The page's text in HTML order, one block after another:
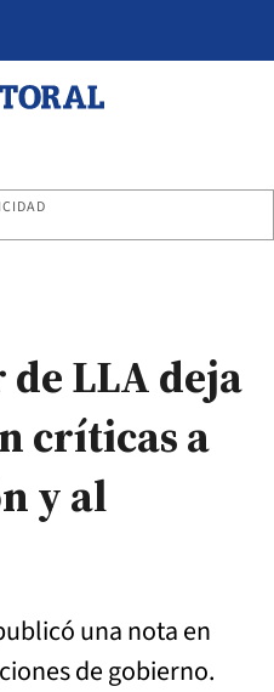
LLA deja
críticas a
y al
una nota en
de gobierno.